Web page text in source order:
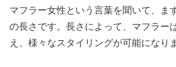
マフラー女性という言葉を聞いて、ま
の長さです。長さによって、マフラー
え、様々なスタイリングが可能になり